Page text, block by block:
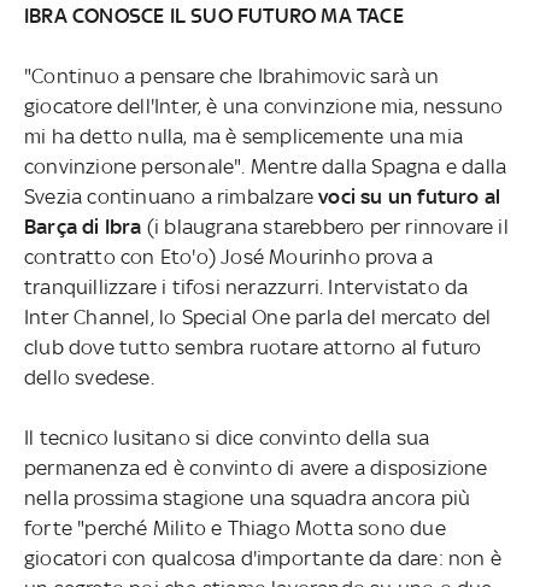
IBRA CONOSCE IL SUO FUTURO MA TACE
"Continuo a pensare che Ibrahimovic sarà un
giocatore dell'Inter, è una convinzione mia, nessuno
mi ha detto nulla, ma è semplicemente una mia
convinzione personale". Mentre dalla Spagna e dalla
Svezia continuano a rimbalzarevoci su un futuro al
Barça di Ibra (i blaugrana starebbero per rinnovare il
contratto con Eto'o) José Mourinho prova a
tranquillizzare i tifosi nerazzurri. Intervistato da
Inter Channel, lo Special One parla del mercato del
club dove tutto sembra ruotare attorno al futuro
dello svedese.
Il tecnico lusitano si dice convinto della sua
permanenza ed è convinto di avere a disposizione
nella prossima stagione una squadra ancora più
forte "perché Milito e Thiago Motta sono due
giocatori con qualcosa d'importante da dare: non è